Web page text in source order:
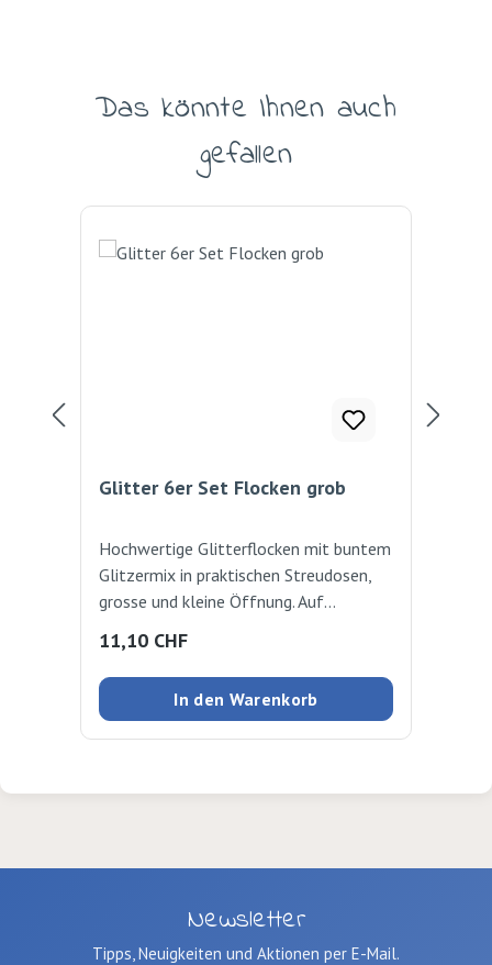
Produktgalerie überspringen
Das könnte Ihnen auch
gefallen
Glitter 6er Set Flocken grob
Hochwertige Glitterflocken mit buntem
Glitzermix in praktischen Streudosen,
grosse und kleine Öffnung. Auf
wie z.B Pappe, Kunststoff, Glas.
Packung mit 6 Farben à ca. 9 g Rot,
Blau, Violett, Mehrfarbig, Silber, Gold
sowie Weissleim 6ml Set mit 6 Farben
Regulärer Preis:
11,10 CHF
In den Warenkorb
Newsletter
Tipps, Neuigkeiten und Aktionen per E-Mail.